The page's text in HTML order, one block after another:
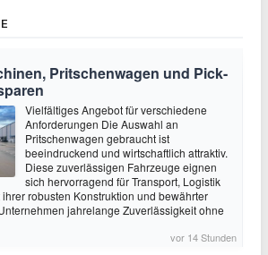
Pritschenwagen und Pick-
Vielfältiges Angebot für verschiedene
Anforderungen Die Auswahl an
Pritschenwagen gebraucht ist
beeindruckend und wirtschaftlich attraktiv.
Diese zuverlässigen Fahrzeuge eignen
sich hervorragend für Transport, Logistik
robusten Konstruktion und bewährter
jahrelange Zuverlässigkeit ohne
vor 14 Stunden